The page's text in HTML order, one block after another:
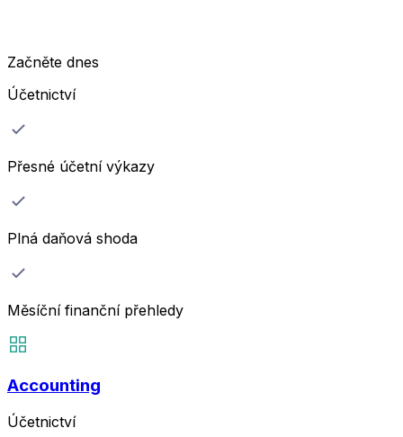
Začněte dnes
Účetnictví
Přesné účetní výkazy
Plná daňová shoda
Měsíční finanční přehledy
Accounting
Účetnictví